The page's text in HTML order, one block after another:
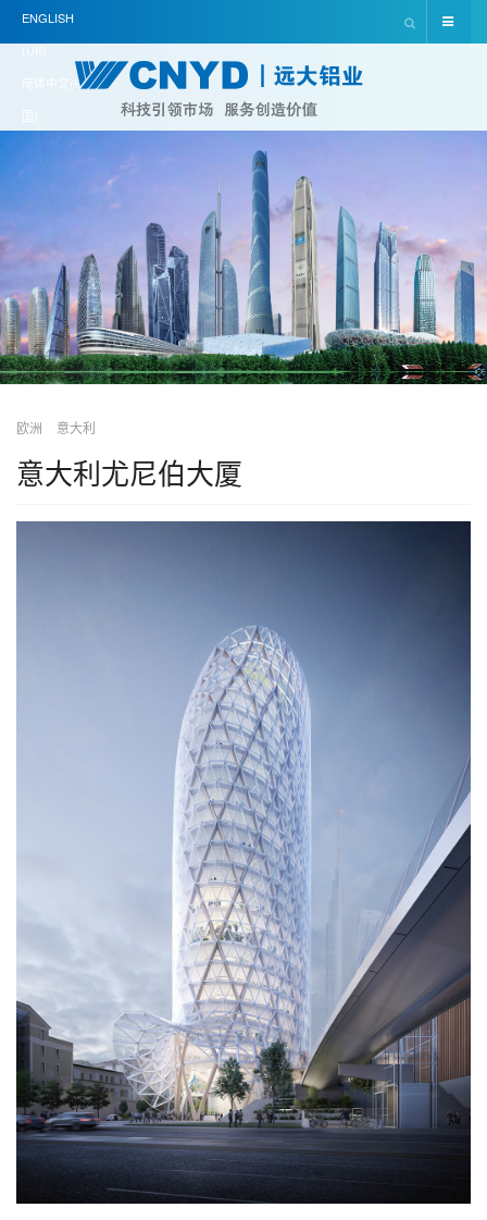
ENGLISH
(UK)
简体中文(中
国)
欧洲 意大利
意大利尤尼伯大厦